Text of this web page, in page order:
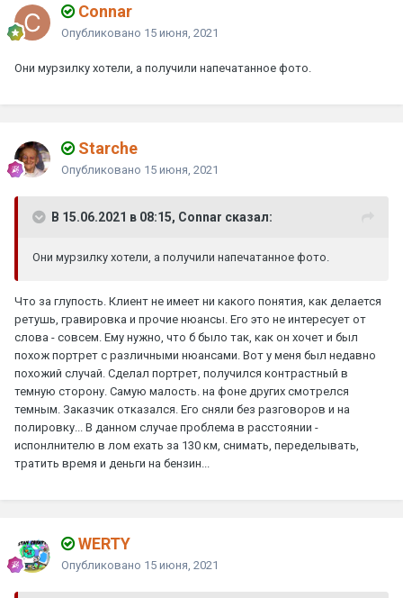
Connar
Опубликовано 15 июня, 2021
Они мурзилку хотели, а получили напечатанное фото.
Starche
Опубликовано 15 июня, 2021
В 15.06.2021 в 08:15, Connar сказал:
Они мурзилку хотели, а получили напечатанное фото.
Что за глупость. Клиент не имеет ни какого понятия, как делается
ретушь, гравировка и прочие нюансы. Его это не интересует от
слова - совсем. Ему нужно, что б было так, как он хочет и был
похож портрет с различными нюансами. Вот у меня был недавно
похожий случай. Сделал портрет, получился контрастный в
темную сторону. Самую малость. на фоне других смотрелся
темным. Заказчик отказался. Его сняли без разговоров и на
полировку... В данном случае проблема в расстоянии -
испонлнителю в лом ехать за 130 км, снимать, переделывать,
тратить время и деньги на бензин...
WERTY
Опубликовано 15 июня, 2021